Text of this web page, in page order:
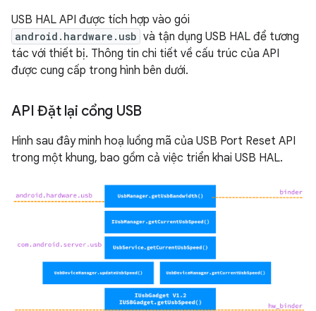
USB HAL API được tích hợp vào gói
android.hardware.usb và tận dụng USB HAL để tương
tác với thiết bị. Thông tin chi tiết về cấu trúc của API
được cung cấp trong hình bên dưới.
API Đặt lại cổng USB
Hình sau đây minh hoạ luồng mã của USB Port Reset API
trong một khung, bao gồm cả việc triển khai USB HAL.